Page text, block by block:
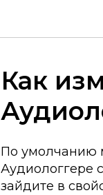
Как
По умолчанию
Аудиологгере
зайдите в